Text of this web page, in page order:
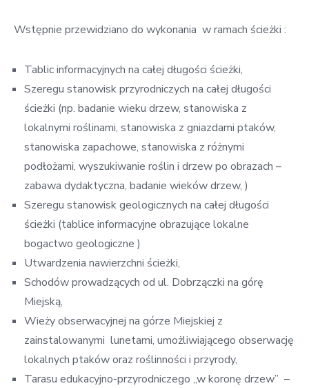
Wstępnie przewidziano do wykonania w ramach ścieżki :
Tablic informacyjnych na całej długości ścieżki,
Szeregu stanowisk przyrodniczych na całej długości
ścieżki (np. badanie wieku drzew, stanowiska z
lokalnymi roślinami, stanowiska z gniazdami ptaków,
stanowiska zapachowe, stanowiska z różnymi
podłożami, wyszukiwanie roślin i drzew po obrazach –
zabawa dydaktyczna, badanie wieków drzew, )
Szeregu stanowisk geologicznych na całej długości
ścieżki (tablice informacyjne obrazujące lokalne
bogactwo geologiczne )
Utwardzenia nawierzchni ścieżki,
Schodów prowadzących od ul. Dobrzączki na górę
Miejską,
Wieży obserwacyjnej na górze Miejskiej z
zainstalowanymi lunetami, umożliwiającego obserwację
lokalnych ptaków oraz roślinności i przyrody,
Tarasu edukacyjno-przyrodniczego „w koronę drzew” –